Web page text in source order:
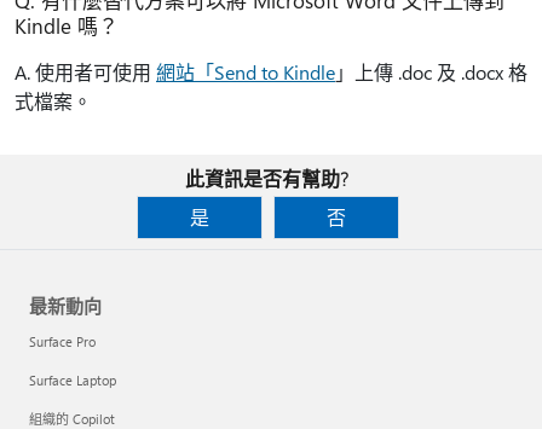
Kindle 嗎？
A. 使用者可使用 網站「Send to Kindle」上傳 .doc 及 .docx 格
式檔案。
此資訊是否有幫助?
是
否
最新動向
Surface Pro
Surface Laptop
組織的 Copilot